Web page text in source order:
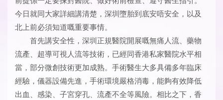
今日就同大家詳細講清楚，深圳墮胎到底安唔安全，以及
北上前必須知道嘅重要事情。
首先講安全性，深圳正規醫院開展嘅無痛人流、藥物
流產、超導可視人流等技術，已經同香港私家醫院水平相
當，部分微創技術更加成熟。手術醫生大多具備多年臨床
經驗，儀器設備先進，手術環境嚴格消毒，能夠有效降低
出血、感染、子宮穿孔、流產不全等風險。相比之下，香